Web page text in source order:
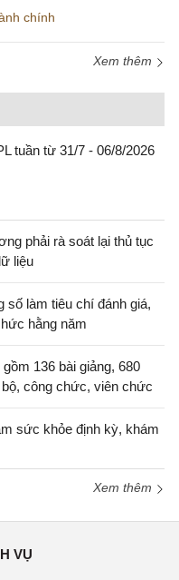
chính
Xem thêm
tuần từ 31/7 - 06/8/2026
phải rà soát lại thủ tục
liệu
số làm tiêu chí đánh giá,
hằng năm
136 bài giảng, 680
công chức, viên chức
sức khỏe định kỳ, khám
Xem thêm
VỤ